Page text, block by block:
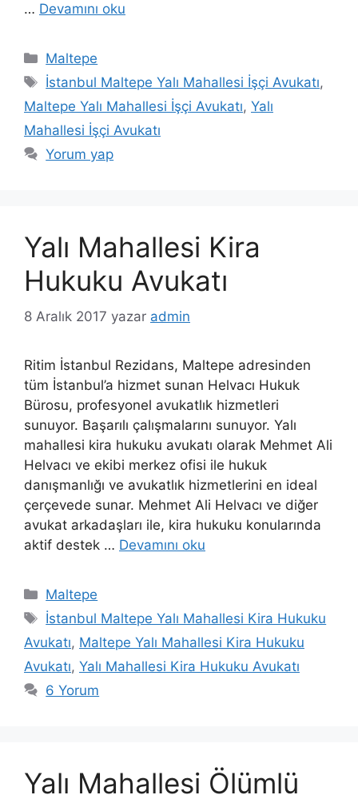
… Devamını oku
Kategoriler
Maltepe
Etiketler
İstanbul Maltepe Yalı Mahallesi İşçi Avukatı,
Maltepe Yalı Mahallesi İşçi Avukatı, Yalı
Mahallesi İşçi Avukatı
Yorum yap
Yalı Mahallesi Kira
Hukuku Avukatı
8 Aralık 2017 yazar admin
Ritim İstanbul Rezidans, Maltepe adresinden
tüm İstanbul’a hizmet sunan Helvacı Hukuk
Bürosu, profesyonel avukatlık hizmetleri
sunuyor. Başarılı çalışmalarını sunuyor. Yalı
mahallesi kira hukuku avukatı olarak Mehmet Ali
Helvacı ve ekibi merkez ofisi ile hukuk
danışmanlığı ve avukatlık hizmetlerini en ideal
çerçevede sunar. Mehmet Ali Helvacı ve diğer
avukat arkadaşları ile, kira hukuku konularında
aktif destek … Devamını oku
Kategoriler
Maltepe
Etiketler
İstanbul Maltepe Yalı Mahallesi Kira Hukuku
Avukatı, Maltepe Yalı Mahallesi Kira Hukuku
Avukatı, Yalı Mahallesi Kira Hukuku Avukatı
6 Yorum
Yalı Mahallesi Ölümlü